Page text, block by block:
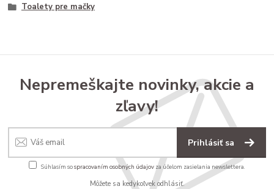
Toalety pre mačky
Nepremeškajte novinky, akcie a
zľavy!
Prihlásiť sa
Súhlasím sospracovaním osobných údajov za účelom zasielania newslettera.
Môžete sa kedykoľvek odhlásiť.